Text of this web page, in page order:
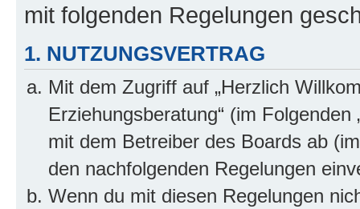
mit folgenden Regelungen
1. NUTZUNGSVERTRAG
Mit dem Zugriff auf „Herzlich
Erziehungsberatung“ (im
mit dem Betreiber des Boards ab
den nachfolgenden Regelungen
Wenn du mit diesen Regelungen